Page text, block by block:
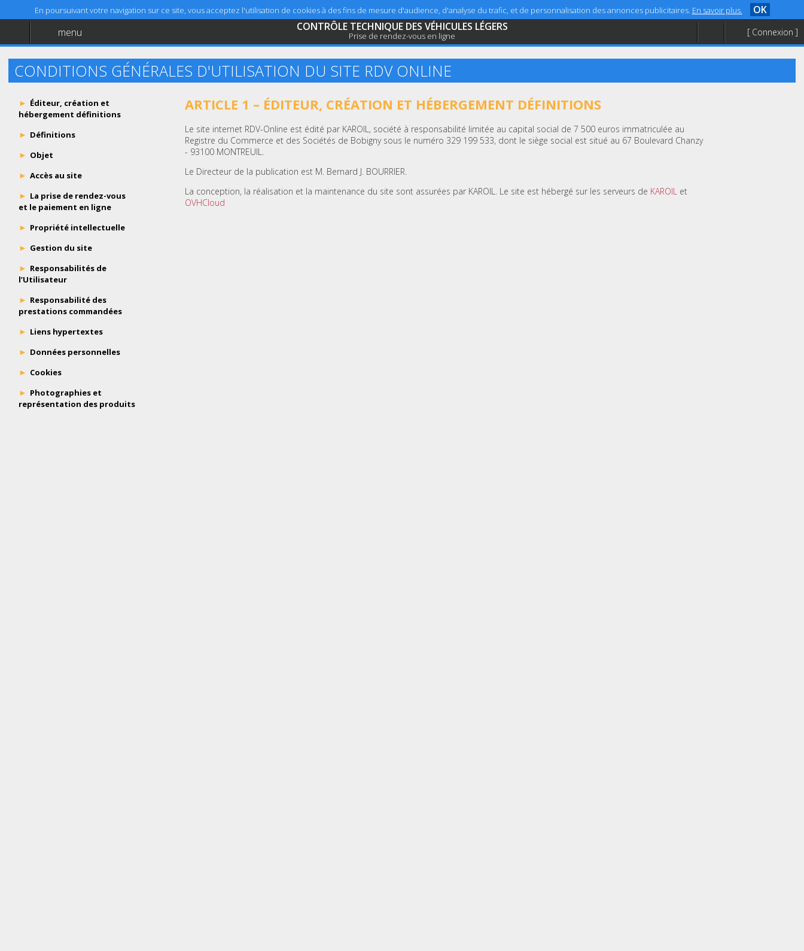
En poursuivant votre navigation sur ce site, vous acceptez l'utilisation de cookies à des fins de mesure d'audience, d'analyse du trafic, et de personnalisation des annonces publicitaires. En savoir plus. OK
Aide
menu CONTRÔLE TECHNIQUE DES VÉHICULES LÉGERS
Prise de rendez-vous en ligne [ Connexion ]
CONDITIONS GÉNÉRALES D'UTILISATION DU SITE RDV ONLINE
Éditeur, création et
hébergement définitions
Définitions
Objet
Accès au site
La prise de rendez-vous
et le paiement en ligne
Propriété intellectuelle
Gestion du site
Responsabilités de
l’Utilisateur
Responsabilité des
prestations commandées
Liens hypertextes
Données personnelles
Cookies
Photographies et
représentation des produits
ARTICLE 1 – ÉDITEUR, CRÉATION ET HÉBERGEMENT DÉFINITIONS
Le site internet RDV-Online est édité par KAROIL, société à responsabilité limitée au capital social de 7 500 euros immatriculée au
Registre du Commerce et des Sociétés de Bobigny sous le numéro 329 199 533, dont le siège social est situé au 67 Boulevard Chanzy
- 93100 MONTREUIL.
Le Directeur de la publication est M. Bernard J. BOURRIER.
La conception, la réalisation et la maintenance du site sont assurées par KAROIL. Le site est hébergé sur les serveurs de KAROIL et
OVHCloud